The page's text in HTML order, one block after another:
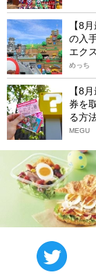
【8
の入
エク
めっち
【8
券を
る方
MEGU